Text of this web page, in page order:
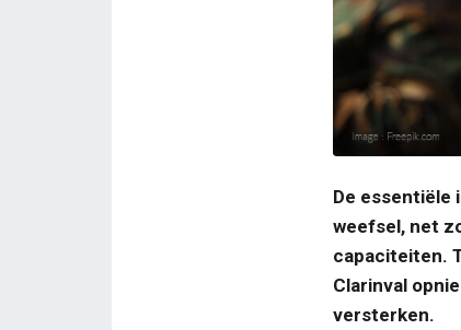
De essentiële
weefsel, net
capaciteiten.
Clarinval
versterken.